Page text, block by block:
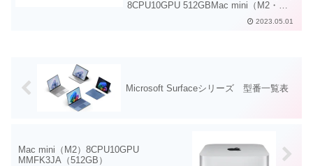
8CPU10GPU 512GBMac mini（M2・
2023）より多くのタスクをより速くフィ
2023.05.01
Microsoft Surfaceシリーズ 型番一覧表
Mac mini（M2）8CPU10GPU
MMFK3JA（512GB）